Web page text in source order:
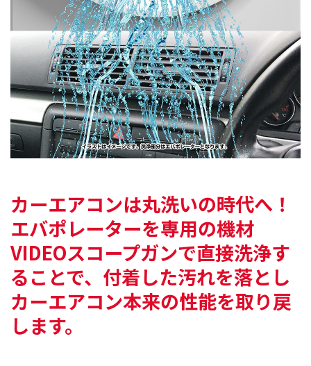
カーエアコンは丸洗いの時代へ！
エバポレーターを専用の機材
VIDEOスコープガンで直接洗浄す
ることで、付着した汚れを落とし
カーエアコン本来の性能を取り戻
します。